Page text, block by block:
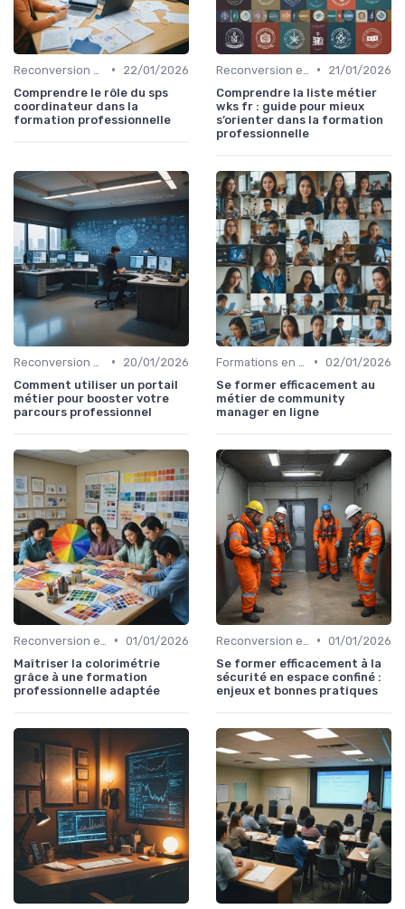
•
22/01/2026
Comprendre le rôle du sps
coordinateur dans la
formation professionnelle
•
21/01/2026
Comprendre la liste métier
wks fr : guide pour mieux
s’orienter dans la formation
professionnelle
•
20/01/2026
Comment utiliser un portail
métier pour booster votre
parcours professionnel
• 02/01/2026
Se former efficacement au
métier de community
manager en ligne
• 01/01/2026
Maîtriser la colorimétrie
grâce à une formation
professionnelle adaptée
• 01/01/2026
Se former efficacement à la
sécurité en espace confiné :
enjeux et bonnes pratiques